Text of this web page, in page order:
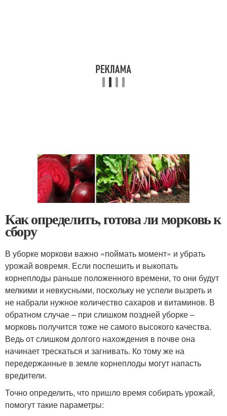
Как определить, готова ли морковь к
сбору
В уборке моркови важно «поймать момент» и убрать
урожай вовремя. Если поспешить и выкопать
корнеплоды раньше положенного времени, то они будут
мелкими и невкусными, поскольку не успели вызреть и
не набрали нужное количество сахаров и витаминов. В
обратном случае – при слишком поздней уборке –
морковь получится тоже не самого высокого качества.
Ведь от слишком долгого нахождения в почве она
начинает трескаться и загнивать. Ко тому же на
передержанные в земле корнеплоды могут напасть
вредители.
Точно определить, что пришло время собирать урожай,
помогут такие параметры: